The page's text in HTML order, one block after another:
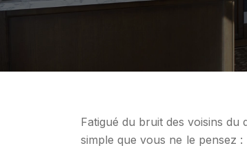
Fatigué du bruit des voisins
simple que vous ne le pensez